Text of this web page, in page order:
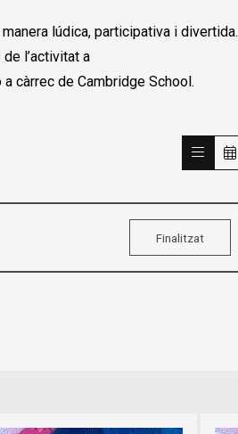
lúdica, participativa i divertida.
l’activitat a
càrrec de Cambridge School.
Finalitzat